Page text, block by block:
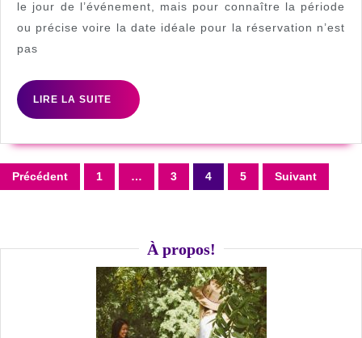
le jour de l’événement, mais pour connaître la période
ou précise voire la date idéale pour la réservation n’est
pas
LIRE LA SUITE
LIRE
LA
Pagination
des
Précédent 1 … 3 4 5 Suivant
À propos!